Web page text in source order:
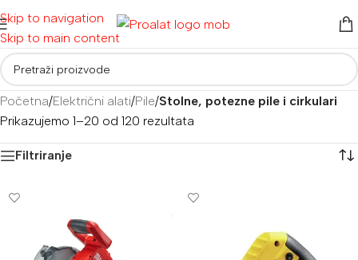
Skip to navigation
Skip to main content
Početna/Električni alati/Pile/Stolne, potezne pile i cirkulari
Prikazujemo 1–20 od 120 rezultata
Filtriranje